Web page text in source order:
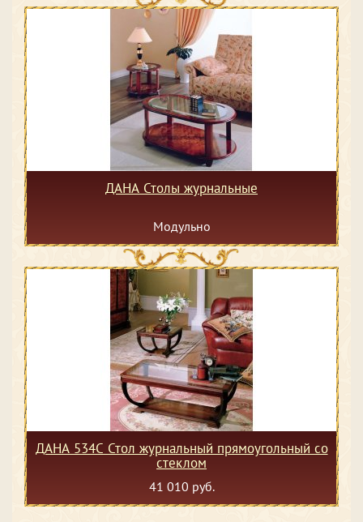
ДАНА Столы журнальные
Модульно
ДАНА 534С Стол журнальный прямоугольный со
стеклом
41 010 руб.